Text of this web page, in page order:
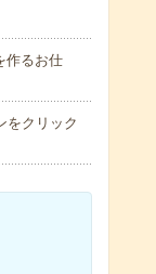
作るお仕
をクリック